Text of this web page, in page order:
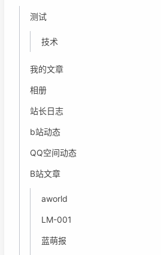
测试
技术
我的文章
相册
站长日志
b站动态
QQ空间动态
B站文章
aworld
LM-001
蓝萌报